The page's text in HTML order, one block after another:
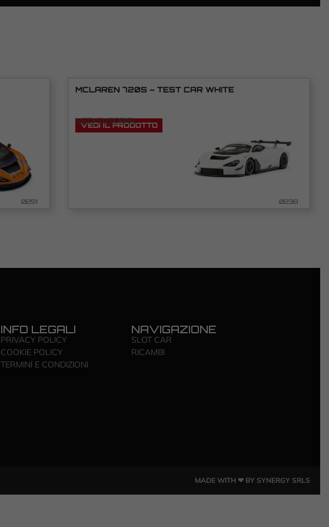
0251
MCLAREN 720S – TEST CAR WHITE
VEDI TUTORIAL
VEDI IL PRODOTTO
0238
INFO LEGALI
PRIVACY POLICY
COOKIE POLICY
TERMINI E CONDIZIONI
NAVIGAZIONE
SLOT CAR
RICAMBI
MADE WITH ❤ BY SYNERGY SRLS